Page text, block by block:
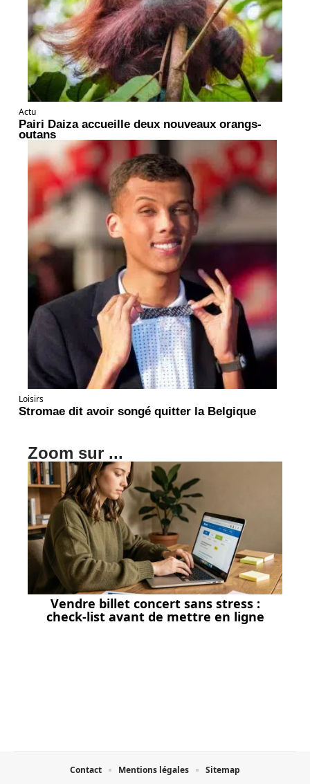
Actu
Pairi Daiza accueille deux nouveaux orangs-
outans
Loisirs
Stromae dit avoir songé quitter la Belgique
Zoom sur ...
Vendre billet concert sans stress :
check-list avant de mettre en ligne
Contact Mentions légales Sitemap